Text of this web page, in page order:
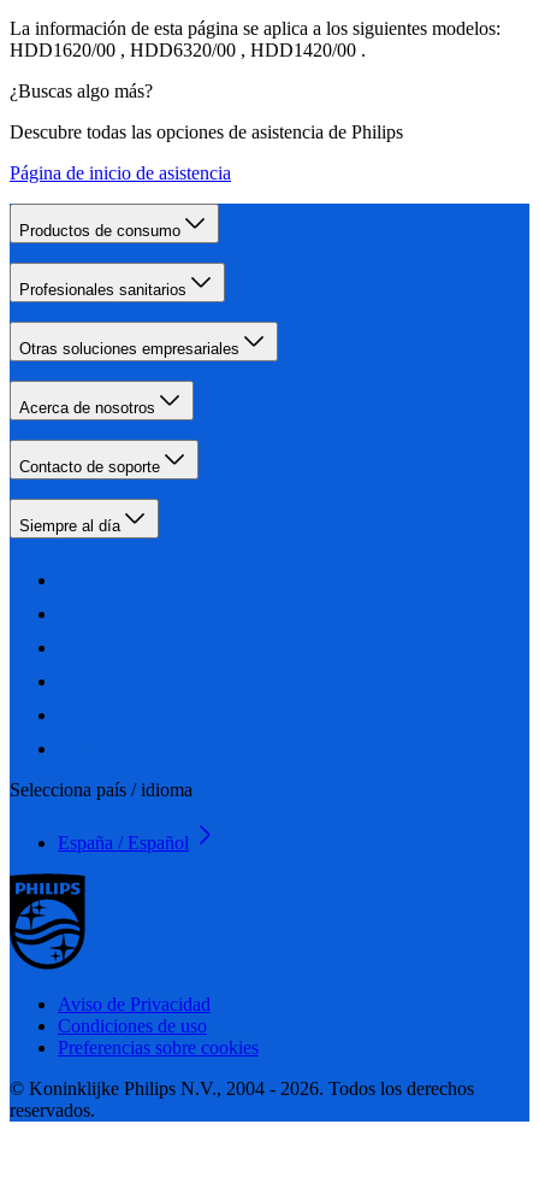
La información de esta página se aplica a los siguientes modelos:
HDD1620/00 , HDD6320/00 , HDD1420/00 .
¿Buscas algo más?
Descubre todas las opciones de asistencia de Philips
Página de inicio de asistencia
Productos de consumo
Profesionales sanitarios
Otras soluciones empresariales
Acerca de nosotros
Contacto de soporte
Siempre al día
Selecciona país / idioma
España / Español
Aviso de Privacidad
Condiciones de uso
Preferencias sobre cookies
© Koninklijke Philips N.V., 2004 - 2026. Todos los derechos
reservados.